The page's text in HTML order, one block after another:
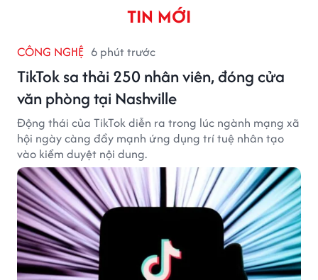
TIN MỚI
CÔNG NGHỆ 6 phút trước
TikTok sa thải 250 nhân viên, đóng cửa
văn phòng tại Nashville
Động thái của TikTok diễn ra trong lúc ngành mạng xã
hội ngày càng đẩy mạnh ứng dụng trí tuệ nhân tạo
vào kiểm duyệt nội dung.